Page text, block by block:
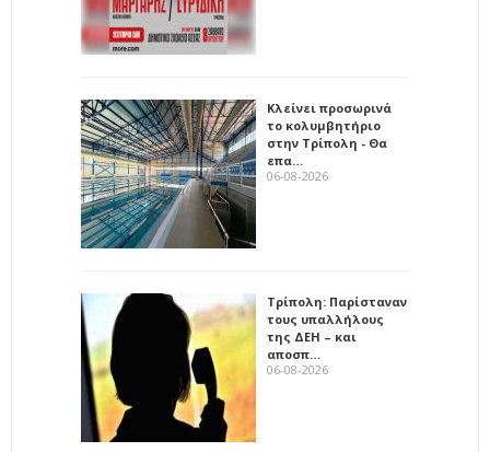
Κλείνει προσωρινά
το κολυμβητήριο
στην Τρίπολη - Θα
επα…
06-08-2026
Τρίπολη: Παρίσταναν
τους υπαλλήλους
της ΔΕΗ – και
αποσπ…
06-08-2026